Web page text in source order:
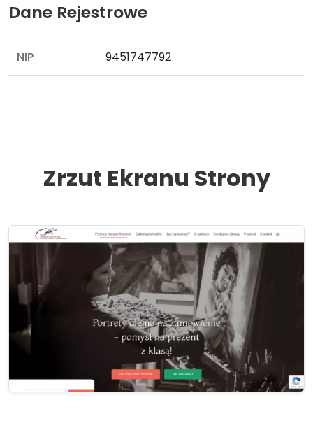
Dane Rejestrowe
NIP 9451747792
Zrzut Ekranu Strony